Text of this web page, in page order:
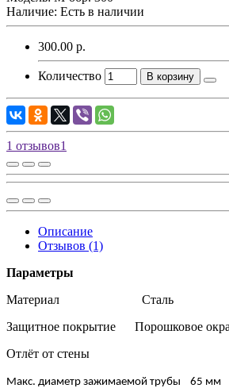
Наличие: Есть в наличии
300.00 р.
Количество В корзину
1 отзывов1
Описание
Отзывов (1)
Параметры
Материал Сталь
Защитное покрытие Порошковое
Отлёт от стены
Maкс. диаметр зажимаемой трубы 65 мм